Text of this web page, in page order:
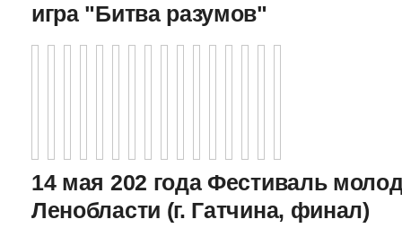
игра "Битва разумов"
14 мая 202 года Фестиваль
Ленобласти (г. Гатчина, финал)